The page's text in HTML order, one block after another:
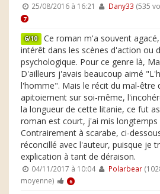
25/08/2016 à 16:21 Dany33 (535
7
6/10 Ce roman m'a souvent
intérêt dans les scènes d'action ou
psychologique. Pour ce genre là,
D'ailleurs j'avais beaucoup aimé
l'homme". Mais le récit du mal-être
apitoiement sur soi-même,
la longueur de cette litanie, ce fut
roman est court, j'ai mis longtemps
Contrairement à scarabe, ci-
réconcillé avec l'auteur, puisque je
explication à tant de déraison.
04/11/2017 à 10:04 Polarbear
moyenne)
6